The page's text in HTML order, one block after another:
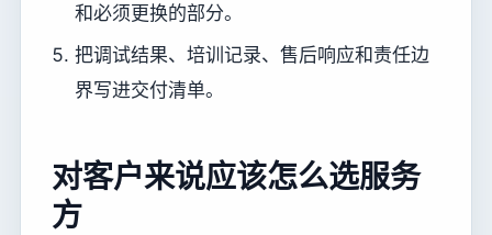
和必须更换的部分。
把调试结果、培训记录、售后响应和责任边
界写进交付清单。
对客户来说应该怎么选服务
方